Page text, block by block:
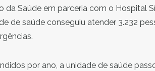
da Saúde em parceria com o Hospital
de saúde conseguiu atender 3.232
por ano, a unidade de saúde